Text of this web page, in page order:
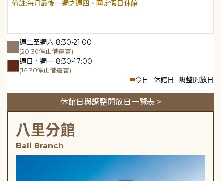
每月最後一週之週四、國定假日休館
週二至週六 8:30-21:00
(20:30停止借還書)
週日、週一 8:30-17:00
(16:30停止借還書)
今日 休館日 調整開放日
休館日與調整開放日一覽表 >
八里分館
Bali Branch